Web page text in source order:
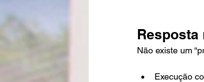
Resposta
Não existe um
Execução